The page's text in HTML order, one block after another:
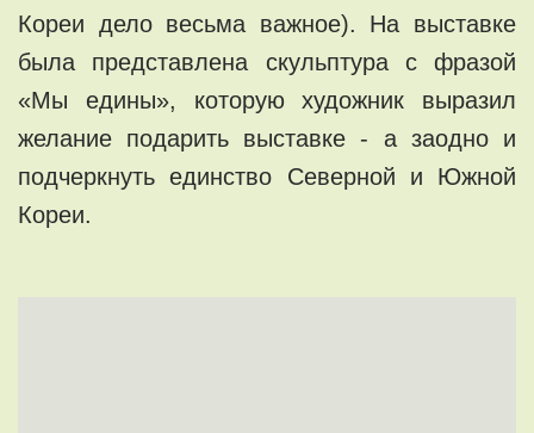
Кореи дело весьма важное). На выставке
была представлена скульптура с фразой
«Мы едины», которую художник выразил
желание подарить выставке - а заодно и
подчеркнуть единство Северной и Южной
Кореи.